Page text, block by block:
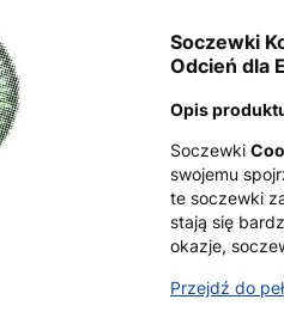
Soczewki
Odcień dla
Opis
Soczewki
swojemu
te soczewki
stają się
okazje,
Przejdź do